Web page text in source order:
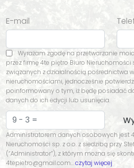
E-mail
Wyrażam zgodę na przetwarzanie
przez firmę 4te piętro Biuro Nieruchomości
związanych z działalnością pośrednictwa
nieruchomościami, jednocześnie
poinformowany o tym, iż będę posiadać
danych do ich edycji lub usunięcia.
Administratorem danych osobowych jest
Nieruchomości sp. z o.o. z siedzibą przy
(“Administrator”), z którym można się
4tepietro@gmail.com…czytaj więcej